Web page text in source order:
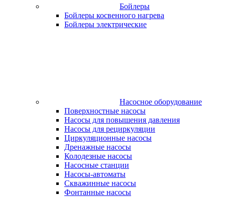
Бойлеры
Бойлеры косвенного нагрева
Бойлеры электрические
Насосное оборудование
Поверхностные насосы
Насосы для повышения давления
Насосы для рециркуляции
Циркуляционные насосы
Дренажные насосы
Колодезные насосы
Насосные станции
Насосы-автоматы
Скважинные насосы
Фонтанные насосы